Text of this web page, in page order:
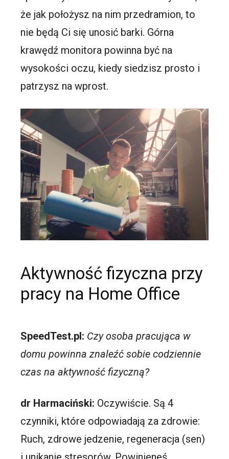
że jak położysz na nim przedramion, to
nie będą Ci się unosić barki. Górna
krawędź monitora powinna być na
wysokości oczu, kiedy siedzisz prosto i
patrzysz na wprost.
Aktywność fizyczna przy
pracy na Home Office
SpeedTest.pl: Czy osoba pracująca w
domu powinna znaleźć sobie codziennie
czas na aktywność fizyczną?
dr Harmaciński: Oczywiście. Są 4
czynniki, które odpowiadają za zdrowie:
Ruch, zdrowe jedzenie, regeneracja (sen)